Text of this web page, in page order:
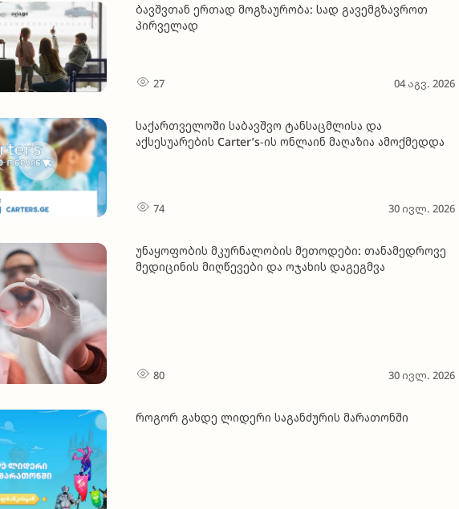
ბავშვთან ერთად მოგზაურობა: სად გავემგზავროთ
პირველად
27 04 აგვ. 2026
საქართველოში საბავშვო ტანსაცმლისა და
აქსესუარების Carter’s-ის ონლაინ მაღაზია ამოქმედდა
74 30 ივლ. 2026
უნაყოფობის მკურნალობის მეთოდები: თანამედროვე
მედიცინის მიღწევები და ოჯახის დაგეგმვა
80 30 ივლ. 2026
როგორ გახდე ლიდერი საგანძურის მარათონში